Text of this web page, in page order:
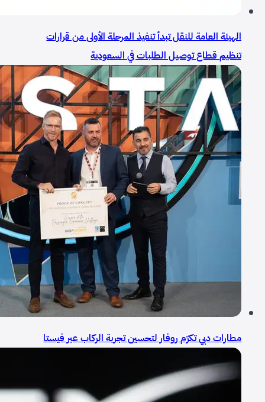
الهيئة العامة للنقل تبدأ تنفيذ المرحلة الأولى من قرارات
تنظيم قطاع توصيل الطلبات في السعودية
مطارات دبي تكرّم روفار لتحسين تجربة الركاب عبر فيستا